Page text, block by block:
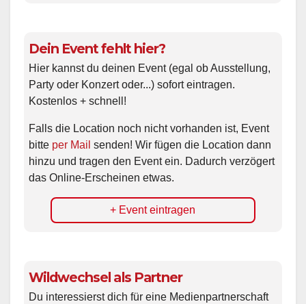
Dein Event fehlt hier?
Hier kannst du deinen Event (egal ob Ausstellung,
Party oder Konzert oder...) sofort eintragen.
Kostenlos + schnell!
Falls die Location noch nicht vorhanden ist, Event
bitte per Mail senden! Wir fügen die Location dann
hinzu und tragen den Event ein. Dadurch verzögert
das Online-Erscheinen etwas.
+ Event eintragen
Wildwechsel als Partner
Du interessierst dich für eine Medienpartnerschaft